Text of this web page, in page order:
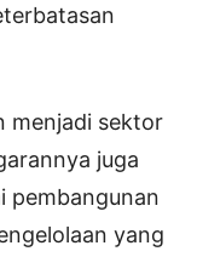
menjadi sektor
juga
pembangunan
yang